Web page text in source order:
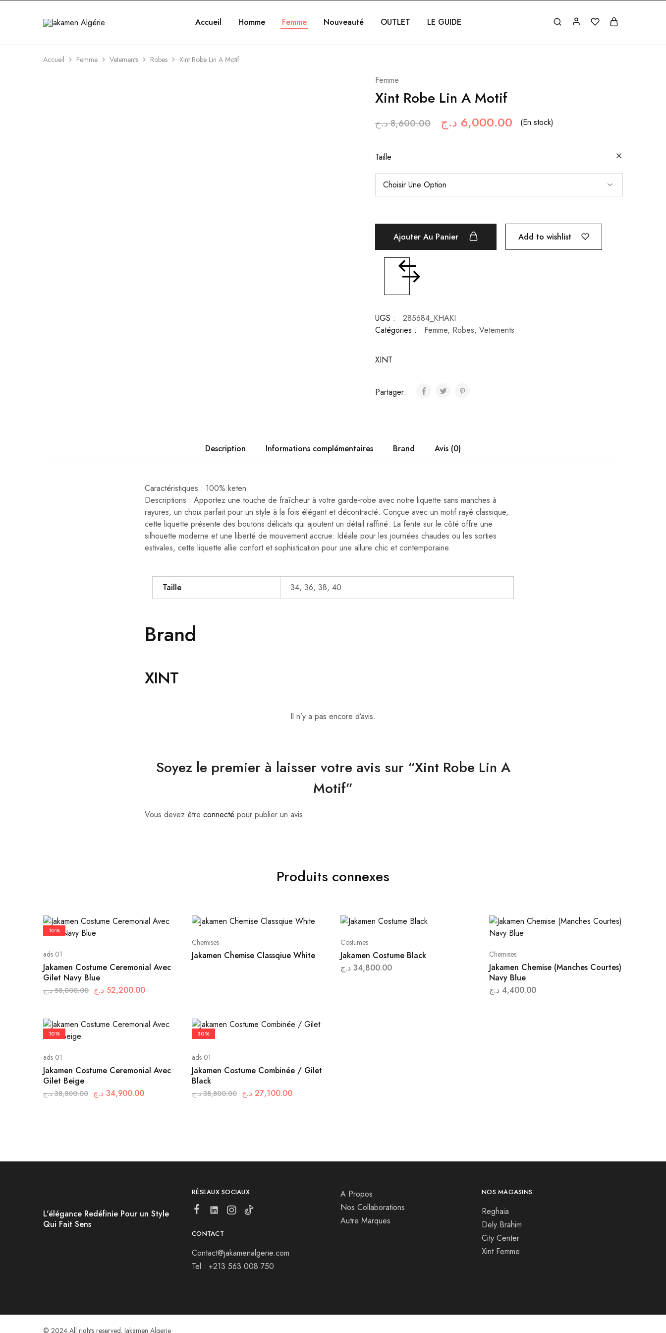
Jakamen Accueil Homme Femme Nouveauté OUTLET LE GUIDE
Accueil Femme Vetements Robes Xint Robe Lin A Motif
Femme
Xint Robe Lin A Motif
8,600.00د.ج 6,000.00 د.ج (En stock)
Taille
Ajouter Au Panier Add to wishlist
UGS :
285684_KHAKI
Catégories :
Femme, Robes, Vetements
XINT
Partager:
Description Informations complémentaires Brand Avis (0)
Caractéristiques : 100% keten
Descriptions : Apportez une touche de fraîcheur à votre garde-robe avec notre liquette sans manches à
rayures, un choix parfait pour un style à la fois élégant et décontracté. Conçue avec un motif rayé classique,
cette liquette présente des boutons délicats qui ajoutent un détail raffiné. La fente sur le côté offre une
silhouette moderne et une liberté de mouvement accrue. Idéale pour les journées chaudes ou les sorties
estivales, cette liquette allie confort et sophistication pour une allure chic et contemporaine.
Taille 34, 36, 38, 40
Brand
XINT
Il n’y a pas encore d’avis.
Soyez le premier à laisser votre avis sur “Xint Robe Lin A
Motif”
Vous devez être connecté pour publier un avis.
Produits connexes
10%
ads 01
Jakamen Costume Ceremonial Avec
Gilet Navy Blue
58,000.00 د.ج 52,200.00 د.ج
Chemises
Jakamen Chemise Classqiue White
Costumes
Jakamen Costume Black
34,800.00 د.ج
Chemises
Jakamen Chemise (Manches Courtes)
Navy Blue
4,400.00 د.ج
10%
ads 01
Jakamen Costume Ceremonial Avec
Gilet Beige
38,800.00 د.ج 34,900.00 د.ج
30%
ads 01
Jakamen Costume Combinée / Gilet
Black
38,800.00 د.ج 27,100.00 د.ج
L'élégance Redéfinie Pour un Style
Qui Fait Sens
RÉSEAUX SOCIAUX
CONTACT
Contact@jakamenalgerie.com
Tel : +213 563 008 750
A Propos
Nos Collaborations
Autre Marques
NOS MAGASINS
Reghaia
Dely Brahim
City Center
Xint Femme
© 2024 All rights reserved. Jakamen Algerie